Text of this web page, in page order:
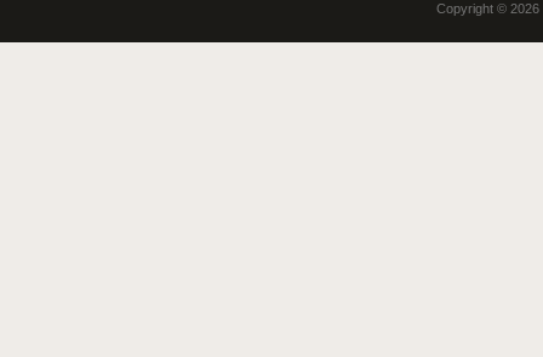
Copyright © 2026